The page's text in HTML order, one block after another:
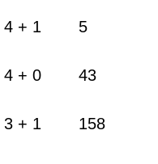
4 + 1 5
4 + 0 43
3 + 1 158